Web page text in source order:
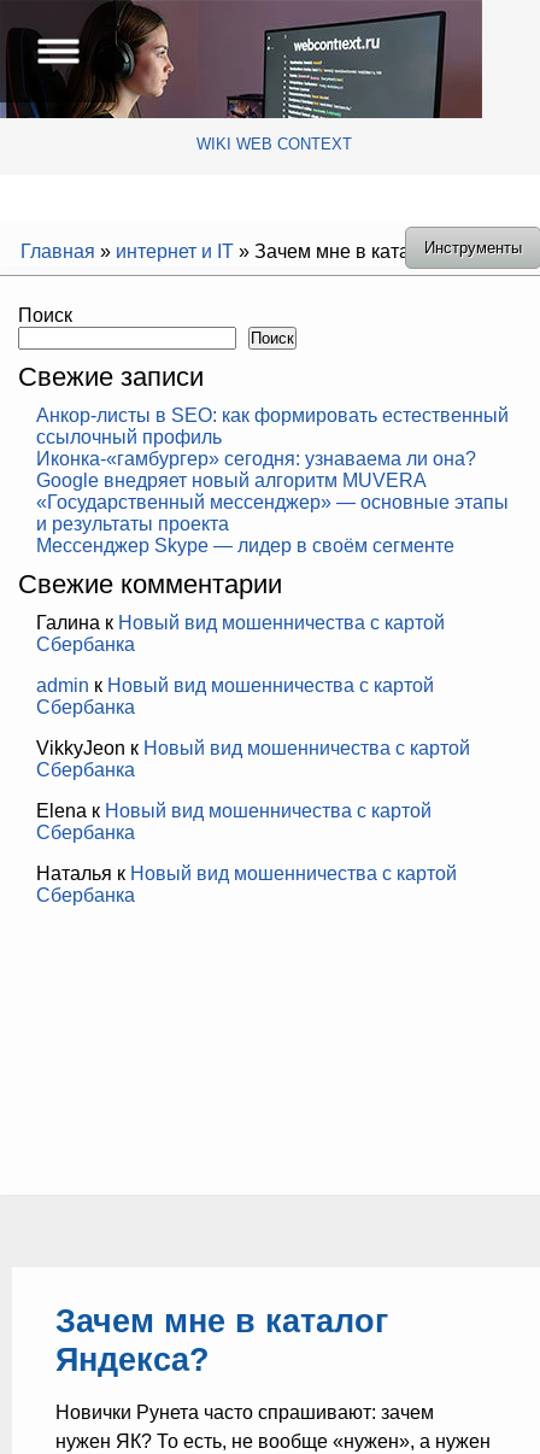
WIKI WEB CONTEXT
Главная » интернет и IT » Зачем мне в каталог Яндекса?
Инструменты
Поиск
Поиск
Свежие записи
Анкор-листы в SEO: как формировать естественный
ссылочный профиль
Иконка-«гамбургер» сегодня: узнаваема ли она?
Google внедряет новый алгоритм MUVERA
«Государственный мессенджер» — основные этапы
и результаты проекта
Мессенджер Skype — лидер в своём сегменте
Свежие комментарии
Галина к Новый вид мошенничества с картой
Сбербанка
admin к Новый вид мошенничества с картой
Сбербанка
VikkyJeon к Новый вид мошенничества с картой
Сбербанка
Elena к Новый вид мошенничества с картой
Сбербанка
Наталья к Новый вид мошенничества с картой
Сбербанка
Зачем мне в каталог
Яндекса?
Новички Рунета часто спрашивают: зачем
нужен ЯК? То есть, не вообще «нужен», а нужен